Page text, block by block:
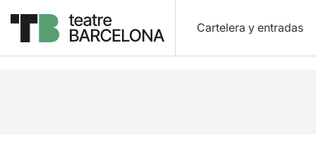
Cartelera y entradas